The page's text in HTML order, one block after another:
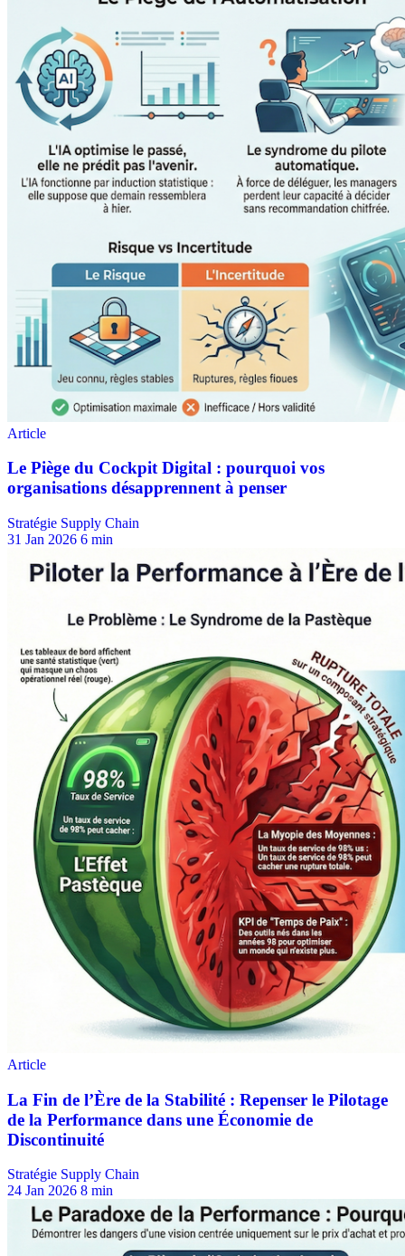
Stratégie Supply Chain
31 Jan 2026 6 min
Stratégie Supply Chain
24 Jan 2026 8 min